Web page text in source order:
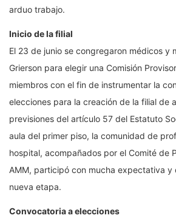
arduo trabajo.
Inicio de la filial
El 23 de junio se congregaron médicos y
Grierson para elegir una Comisión
miembros con el fin de instrumentar la
elecciones para la creación de la filial de
previsiones del artículo 57 del Estatuto
aula del primer piso, la comunidad de
hospital, acompañados por el Comité de
AMM, participó con mucha expectativa y
nueva etapa.
Convocatoria a elecciones